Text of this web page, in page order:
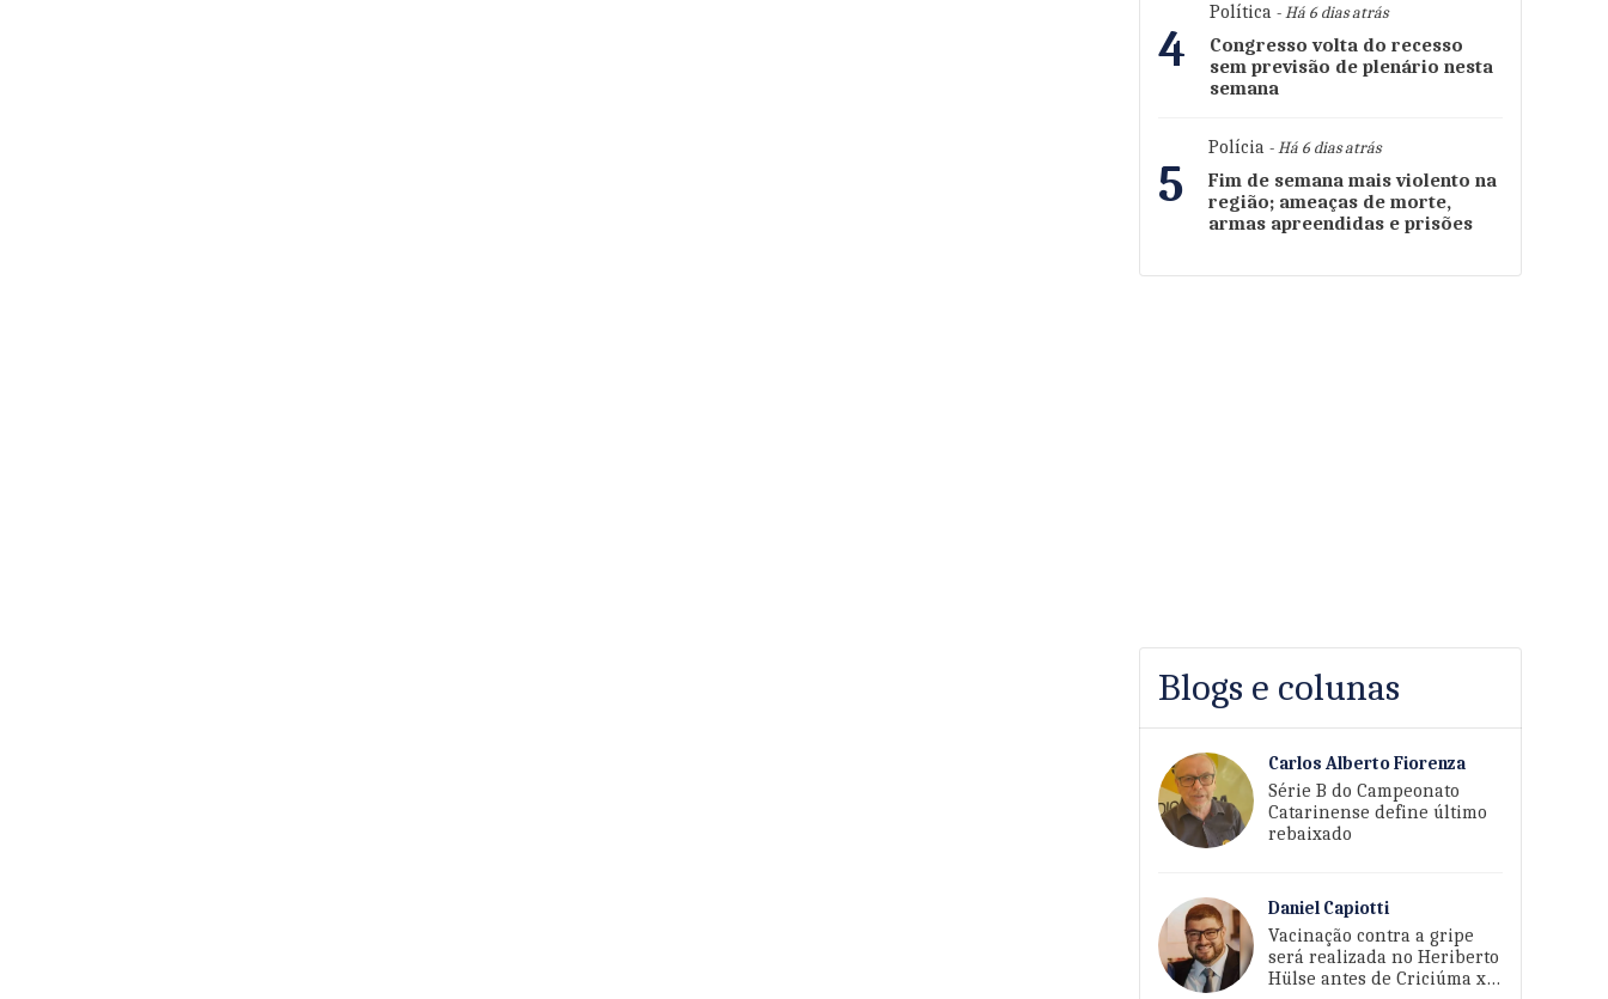
4
Política - Há 6 dias atrás
Congresso volta do recesso
sem previsão de plenário nesta
semana
5
Polícia - Há 6 dias atrás
Fim de semana mais violento na
região; ameaças de morte,
armas apreendidas e prisões
Blogs e colunas
Carlos Alberto Fiorenza
Série B do Campeonato
Catarinense define último
rebaixado
Daniel Capiotti
Vacinação contra a gripe
será realizada no Heriberto
Hülse antes de Criciúma x